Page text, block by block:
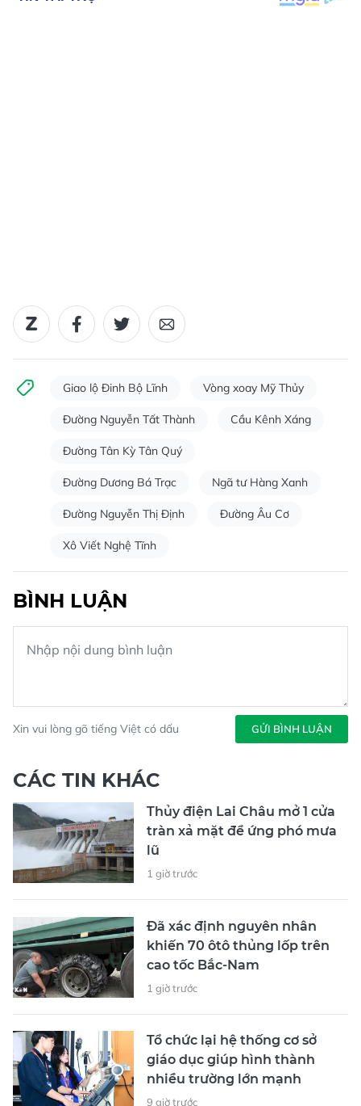
Giao lộ Đinh Bộ Lĩnh Vòng xoay Mỹ Thủy
Đường Nguyễn Tất Thành Cầu Kênh Xáng
Đường Tân Kỳ Tân Quý
Đường Dương Bá Trạc Ngã tư Hàng Xanh
Đường Nguyễn Thị Định Đường Âu Cơ
Xô Viết Nghệ Tĩnh
BÌNH LUẬN
Xin vui lòng gõ tiếng Việt có dấu GỬI BÌNH LUẬN
CÁC TIN KHÁC
Thủy điện Lai Châu mở 1 cửa
tràn xả mặt để ứng phó mưa
lũ
1 giờ trước
Đã xác định nguyên nhân
khiến 70 ôtô thủng lốp trên
cao tốc Bắc-Nam
1 giờ trước
Tổ chức lại hệ thống cơ sở
giáo dục giúp hình thành
nhiều trường lớn mạnh
9 giờ trước